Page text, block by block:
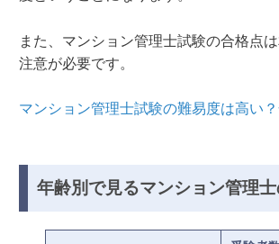
また、マンション管理士試験の合格点
注意が必要です。
マンション管理士試験の難易度は高い
年齢別で見るマンション管理士